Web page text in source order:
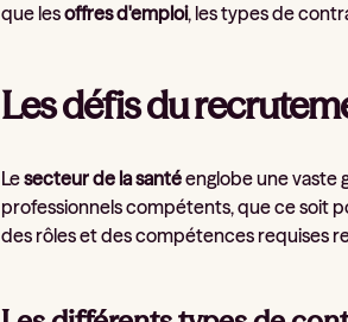
que lesoffres d'emploi, les types de
Les défis du
Lesecteur de la santéenglobe une vaste
professionnels compétents, que ce soit
des rôles et des compétences requises